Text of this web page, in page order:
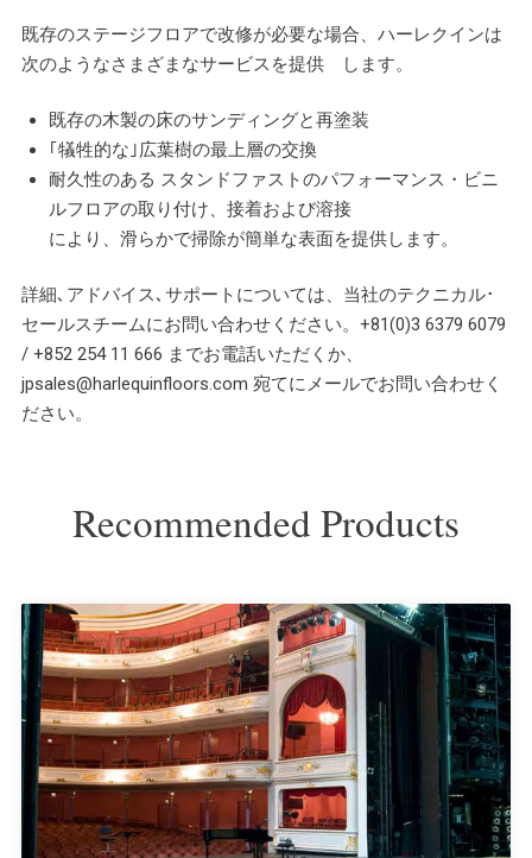
既存のステージフロアで改修が必要な場合、ハーレクインは
次のようなさまざまなサービスを提供 します。
既存の木製の床のサンディングと再塗装
｢犠牲的な｣広葉樹の最上層の交換
耐久性のある スタンドファストのパフォーマンス・ビニ
ルフロアの取り付け、接着および溶接
により、滑らかで掃除が簡単な表面を提供します。
詳細､アドバイス､サポートについては、当社のテクニカル･
セールスチームにお問い合わせください。+81(0)3 6379 6079
/ +852 254 11 666 までお電話いただくか、
jpsales@harlequinfloors.com 宛てにメールでお問い合わせく
ださい。
Recommended Products
ハーレクイン・リバティは、モジュ
ラー式のスプラングフロア・システ
ムです。